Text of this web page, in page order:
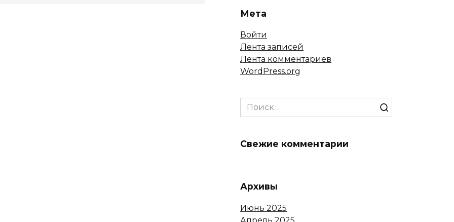
Мета
Войти
Лента записей
Лента комментариев
WordPress.org
Search
for:
Свежие комментарии
Архивы
Июнь 2025
Апрель 2025